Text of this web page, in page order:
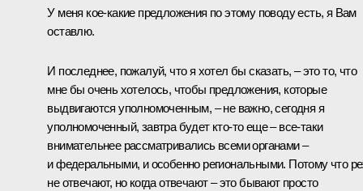
У меня кое‑какие предложения по этому поводу есть, я Вам
оставлю.
И последнее, пожалуй, что я хотел бы сказать, – это то, что
мне бы очень хотелось, чтобы предложения, которые
выдвигаются уполномоченным, – не важно, сегодня я
уполномоченный, завтра будет кто‑то еще – все‑таки
внимательнее рассматривались всеми органами –
и федеральными, и особенно региональными. Потому что
не отвечают, но когда отвечают – это бывают просто